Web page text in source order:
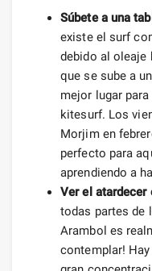
Súbete a una
existe el surf
debido al oleaje
que se sube a
mejor lugar
kitesurf. Los
Morjim en
perfecto para
aprendiendo a
Ver el atardecer
todas partes de
Arambol es
contemplar!